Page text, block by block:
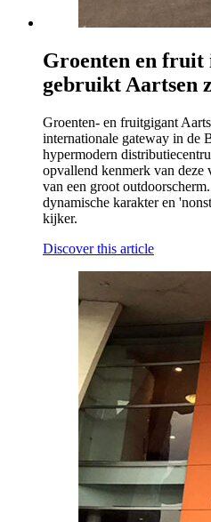
Groenten en
gebruikt Aartsen
Groenten- en fruitgigant
internationale gateway in de
hypermodern
opvallend kenmerk van deze
van een groot
dynamische karakter en
kijker.
Discover this article